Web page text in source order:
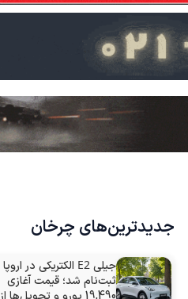
جدیدترین‌های چرخان
جیلیE2 الکتریکی در اروپا
ثبت‌نام شد؛ قیمت آغازی